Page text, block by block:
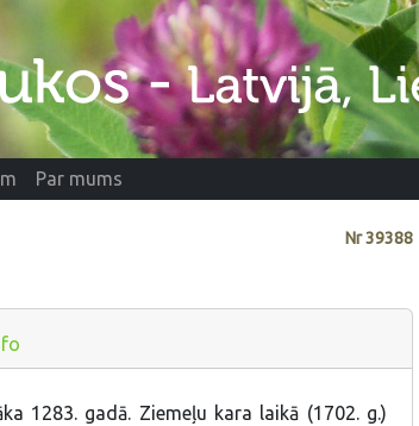
Par mums
Nr39388
1283. gadā. Ziemeļu kara laikā (1702. g.)